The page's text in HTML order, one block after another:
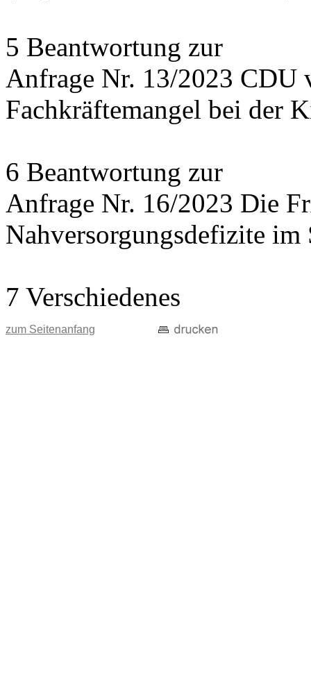
5 Beantwortung zur
Anfrage Nr. 13/2023 CDU
Fachkräftemangel bei der
6 Beantwortung zur
Anfrage Nr. 16/2023 Die
Nahversorgungsdefizite im
7 Verschiedenes
zum Seitenanfang